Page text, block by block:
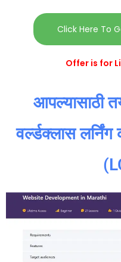
Click Here To
Offer is for
आपल्यासाठी
वर्ल्डक्लास